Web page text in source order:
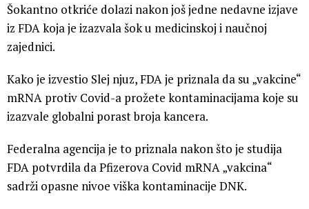
Šokantno otkriće dolazi nakon još jedne nedavne izjave
iz FDA koja je izazvala šok u medicinskoj i naučnoj
zajednici.
Kako je izvestio Slej njuz, FDA je priznala da su „vakcine“
mRNA protiv Covid-a prožete kontaminacijama koje su
izazvale globalni porast broja kancera.
Federalna agencija je to priznala nakon što je studija
FDA potvrdila da Pfizerova Covid mRNA „vakcina“
sadrži opasne nivoe viška kontaminacije DNK.